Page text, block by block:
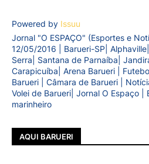
Powered by Issuu
Jornal "O ESPAÇO" (Esportes e
12/05/2016 | Barueri-SP|
Serra| Santana de Parnaíba|
Carapicuíba| Arena Barueri |
Barueri | Câmara de Barueri |
Volei de Barueri| Jornal O Espaço |
marinheiro
AQUI BARUERI